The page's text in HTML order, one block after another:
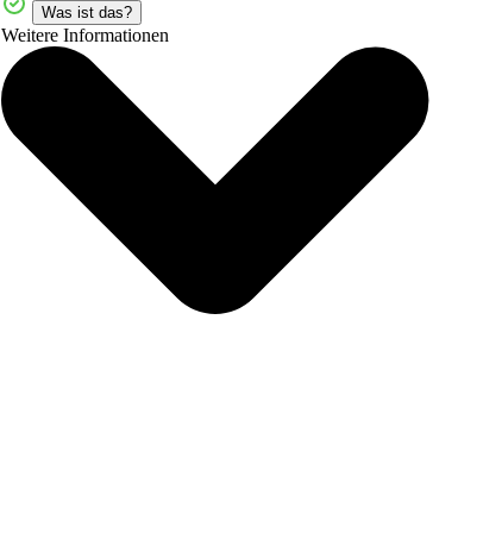
Was ist das?
Weitere Informationen